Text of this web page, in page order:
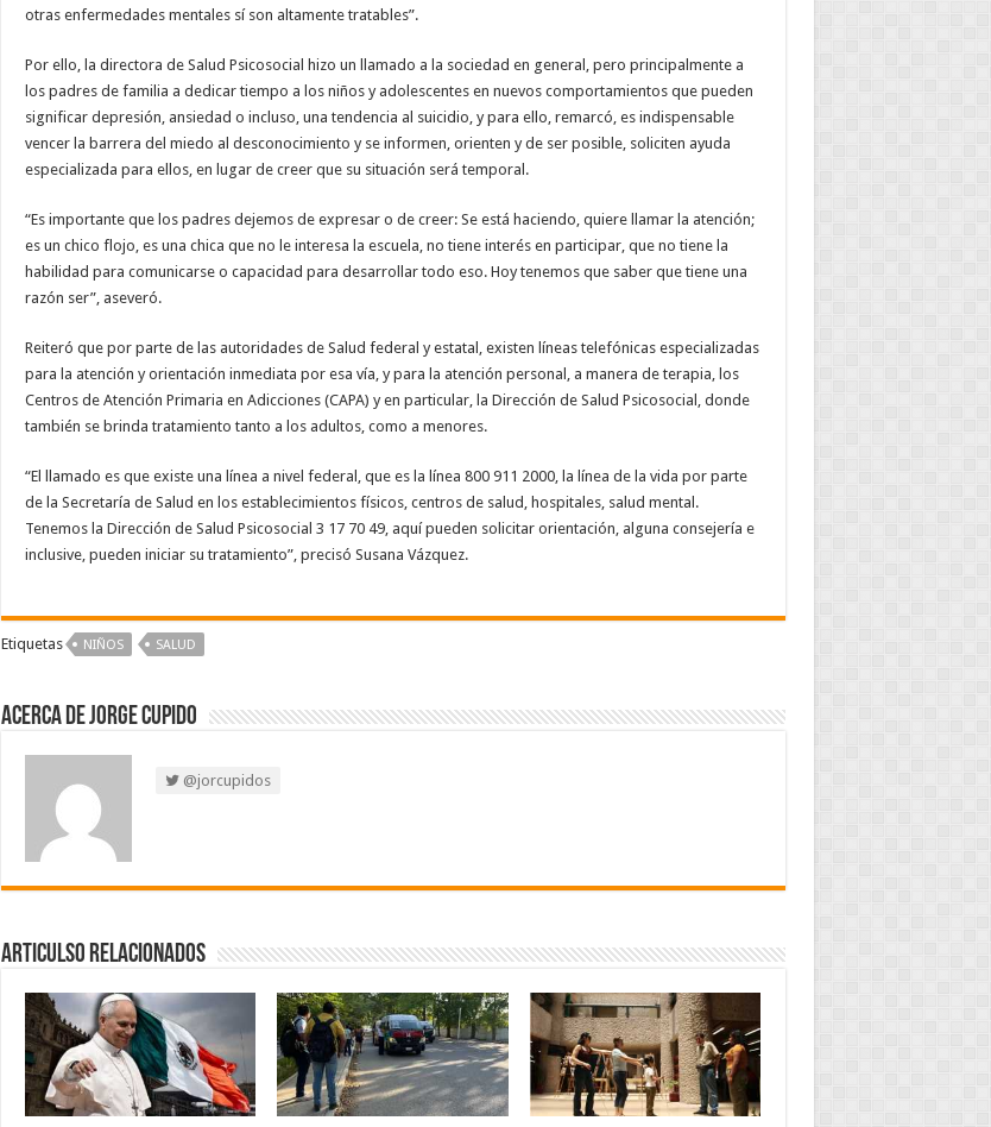
otras enfermedades mentales sí son altamente tratables”.
Por ello, la directora de Salud Psicosocial hizo un llamado a la sociedad en general, pero principalmente a
los padres de familia a dedicar tiempo a los niños y adolescentes en nuevos comportamientos que pueden
significar depresión, ansiedad o incluso, una tendencia al suicidio, y para ello, remarcó, es indispensable
vencer la barrera del miedo al desconocimiento y se informen, orienten y de ser posible, soliciten ayuda
especializada para ellos, en lugar de creer que su situación será temporal.
“Es importante que los padres dejemos de expresar o de creer: Se está haciendo, quiere llamar la atención;
es un chico flojo, es una chica que no le interesa la escuela, no tiene interés en participar, que no tiene la
habilidad para comunicarse o capacidad para desarrollar todo eso. Hoy tenemos que saber que tiene una
razón ser”, aseveró.
Reiteró que por parte de las autoridades de Salud federal y estatal, existen líneas telefónicas especializadas
para la atención y orientación inmediata por esa vía, y para la atención personal, a manera de terapia, los
Centros de Atención Primaria en Adicciones (CAPA) y en particular, la Dirección de Salud Psicosocial, donde
también se brinda tratamiento tanto a los adultos, como a menores.
“El llamado es que existe una línea a nivel federal, que es la línea 800 911 2000, la línea de la vida por parte
de la Secretaría de Salud en los establecimientos físicos, centros de salud, hospitales, salud mental.
Tenemos la Dirección de Salud Psicosocial 3 17 70 49, aquí pueden solicitar orientación, alguna consejería e
inclusive, pueden iniciar su tratamiento”, precisó Susana Vázquez.
Etiquetas NIÑOS SALUD
Acerca de Jorge Cupido
@jorcupidos
Articulso Relacionados